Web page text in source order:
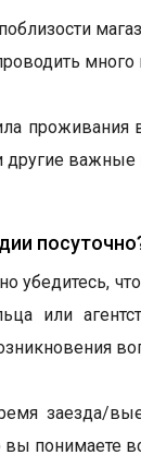
другие
убедитесь,
или
заезда/
понимаете